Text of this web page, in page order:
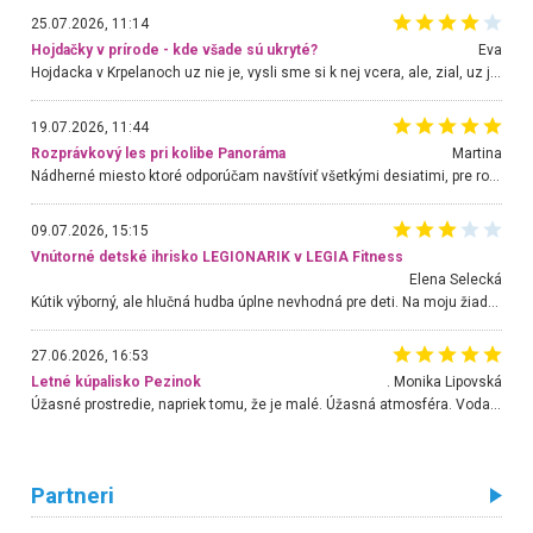
25.07.2026, 11:14
Hojdačky v prírode - kde všade sú ukryté?
Eva
Hojdacka v Krpelanoch uz nie je, vysli sme si k nej vcera, ale, zial, uz je znicena. Ak sem planujete cestu len kvoli hojdacke, mozete si ju usetrit. Krasny vyhlad je tu vsak aj bez hojdacky :-)
19.07.2026, 11:44
Rozprávkový les pri kolibe Panoráma
Martina
Nádherné miesto ktoré odporúčam navštíviť všetkými desiatimi, pre rodiny s deťmi, dôchodcom... Proste a jednoducho ozaj rozprávkový les.. určite ešte prídeme. Odniesli sme si na pamiatku krásne tričká,
09.07.2026, 15:15
Vnútorné detské ihrisko LEGIONARIK v LEGIA Fitness
Elena Selecká
27.06.2026, 16:53
Letné kúpalisko Pezinok
. Monika Lipovská
Úžasné prostredie, napriek tomu, že je malé. Úžasná atmosféra. Voda fantastická a nádherná. Ľudí je pomerne veľa, ale su mili a ohľaduplní. Je veľmi zaujímavé sledovať, ako dokážu spolu športovať cudzí ľudia a bez ohľadu na vek. Vládne tu pohoda. Vnuka neviem dostať z vody. Ďakujem za krásny deň . Urcite sa sem vrátim. Jediný problém je s parkovaním, ale aj ten sa mi podarilo vyriešiť. Monika Bratislava
Partneri